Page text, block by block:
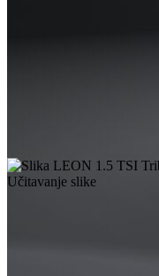
Učitavanje slike